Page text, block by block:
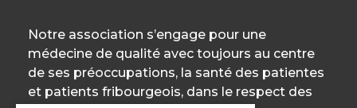
Notre association s’engage pour une
médecine de qualité avec toujours au centre
de ses préoccupations, la santé des patientes
et patients fribourgeois, dans le respect des